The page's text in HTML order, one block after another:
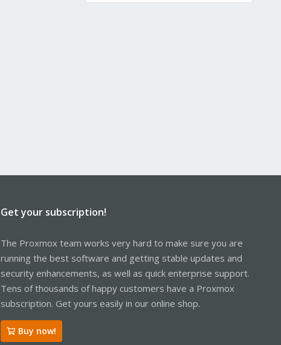
Get your subscription!
The Proxmox team works very hard to make sure you are
running the best software and getting stable updates and
security enhancements, as well as quick enterprise support.
Tens of thousands of happy customers have a Proxmox
subscription. Get yours easily in our online shop.
Buy now!